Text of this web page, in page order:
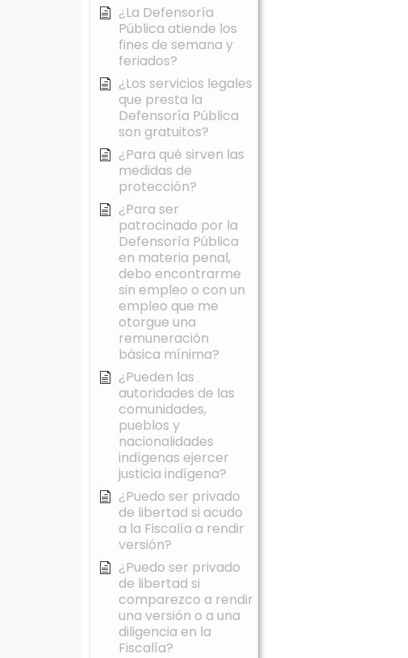
¿La Defensoría
Pública atiende los
fines de semana y
feriados?
¿Los servicios legales
que presta la
Defensoría Pública
son gratuitos?
¿Para qué sirven las
medidas de
protección?
¿Para ser
patrocinado por la
Defensoría Pública
en materia penal,
debo encontrarme
sin empleo o con un
empleo que me
otorgue una
remuneración
básica mínima?
¿Pueden las
autoridades de las
comunidades,
pueblos y
nacionalidades
indígenas ejercer
justicia indígena?
¿Puedo ser privado
de libertad si acudo
a la Fiscalía a rendir
versión?
¿Puedo ser privado
de libertad si
comparezco a rendir
una versión o a una
diligencia en la
Fiscalía?